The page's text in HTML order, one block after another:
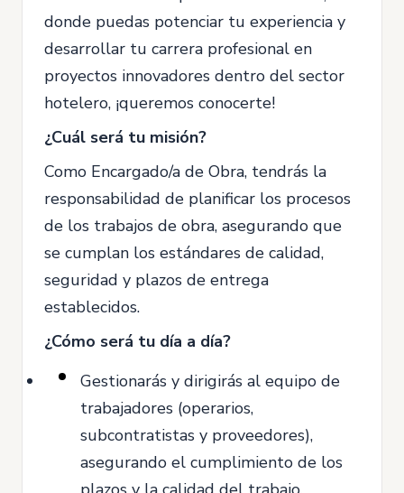
donde puedas potenciar tu experiencia y
desarrollar tu carrera profesional en
proyectos innovadores dentro del sector
hotelero, ¡queremos conocerte!
¿Cuál será tu misión?
Como Encargado/a de Obra, tendrás la
responsabilidad de planificar los procesos
de los trabajos de obra, asegurando que
se cumplan los estándares de calidad,
seguridad y plazos de entrega
establecidos.
¿Cómo será tu día a día?
Gestionarás y dirigirás al equipo de
trabajadores (operarios,
subcontratistas y proveedores),
asegurando el cumplimiento de los